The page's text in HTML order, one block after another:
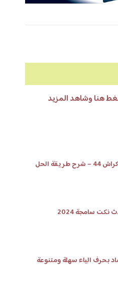
هنا وشاهد المزيد
حل لغز كلمات كراش 44 – شرح طريقة الحل
نكت سامجة 2024
بحرف الياء سهلة ومتنوعة